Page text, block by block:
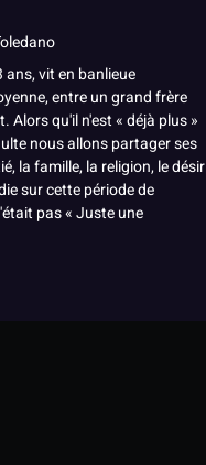
vit en banlieue
entre un grand frère
qu'il n'est « déjà plus »
nous allons partager ses
la famille, la religion, le désir
sur cette période de
pas « Juste une